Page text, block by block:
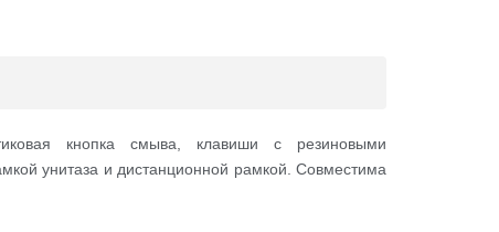
кнопка смыва, клавиши с резиновыми
унитаза и дистанционной рамкой. Совместима